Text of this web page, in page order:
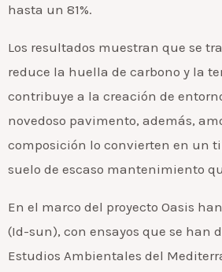
hasta un 81%.
Los resultados muestran que se
reduce la huella de carbono y la
contribuye a la creación de
novedoso pavimento, además,
composición lo convierten en un
suelo de escaso mantenimiento
En el marco del proyecto Oasis
(Id-sun), con ensayos que se han
Estudios Ambientales del